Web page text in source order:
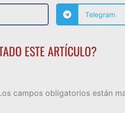
Telegram
ESTE ARTÍCULO?
campos obligatorios están